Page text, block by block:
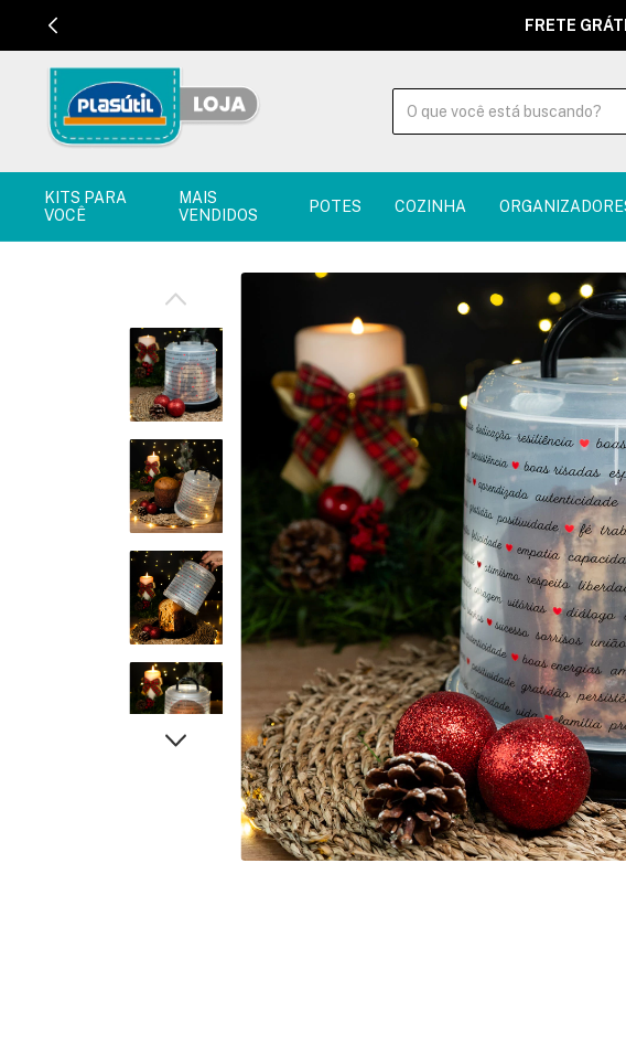
FRETE
KITS PARA
VOCÊ
MAIS
VENDIDOS
POTES COZINHA